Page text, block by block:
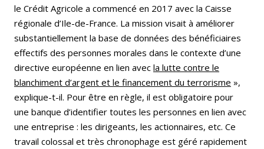
le Crédit Agricole a commencé en 2017 avec la Caisse
régionale d’Ile-de-France. La mission visait à améliorer
substantiellement la base de données des bénéficiaires
effectifs des personnes morales dans le contexte d’une
directive européenne en lien avec la lutte contre le
blanchiment d’argent et le financement du terrorisme »,
explique-t-il. Pour être en règle, il est obligatoire pour
une banque d’identifier toutes les personnes en lien avec
une entreprise : les dirigeants, les actionnaires, etc. Ce
travail colossal et très chronophage est géré rapidement